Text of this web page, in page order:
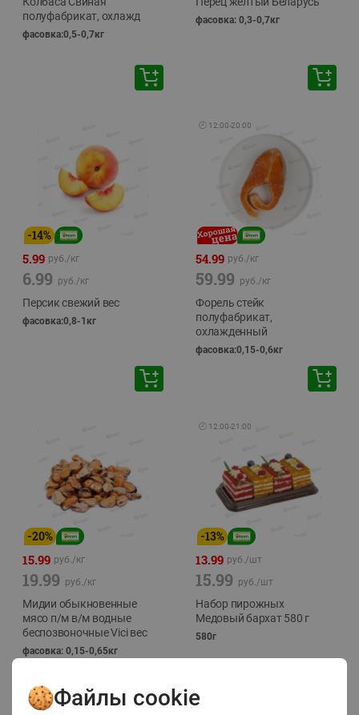
полуфабрикат, охлажд
фасовка:0,5-0,7кг
фасовка: 0,3-0,7кг
-14%
5.99 руб./кг
6.99 руб./кг
Персик свежий вес
фасовка:0,8-1кг
🕘 12:00-20:00
54.99 руб./кг
59.99 руб./кг
Форель стейк
полуфабрикат,
охлажденный
фасовка:0,15-0,6кг
-20%
15.99 руб./кг
19.99 руб./кг
Мидии обыкновенные
мясо п/м в/м водные
беспозвоночные Vici вес
фасовка: 0,15-0,65кг
🕘 12:00-21:00
-13%
13.99 руб./шт
15.99 руб./шт
Набор пирожных
Медовый бархат 580 г
580г
Файлы cookie